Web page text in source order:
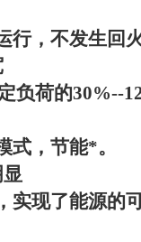
行，不发生回
负荷的30%--
式，节能*。
实现了能源的